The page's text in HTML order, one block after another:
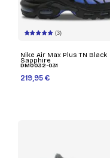
(3)
Nike Air Max Plus TN Black
Sapphire
DM0032-031
219,95 €